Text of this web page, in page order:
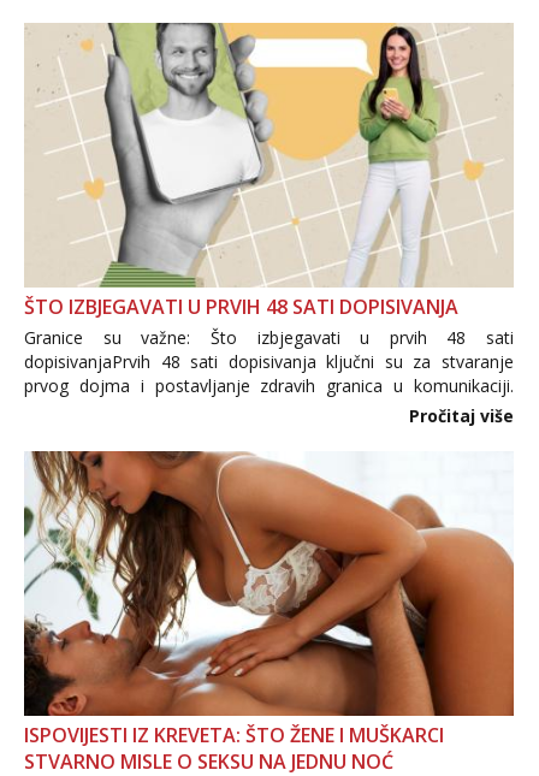
ŠTO IZBJEGAVATI U PRVIH 48 SATI DOPISIVANJA
Granice su važne: Što izbjegavati u prvih 48 sati
dopisivanjaPrvih 48 sati dopisivanja ključni su za stvaranje
prvog dojma i postavljanje zdravih granica u komunikaciji.
Važno je izbjeći prebrzo otkrivanje osobnih ili intimnih
informacija, jer nepoznata osoba još nije zaslužila to
povjerenje. Takođe...
Pročitaj više
ISPOVIJESTI IZ KREVETA: ŠTO ŽENE I MUŠKARCI
STVARNO MISLE O SEKSU NA JEDNU NOĆ